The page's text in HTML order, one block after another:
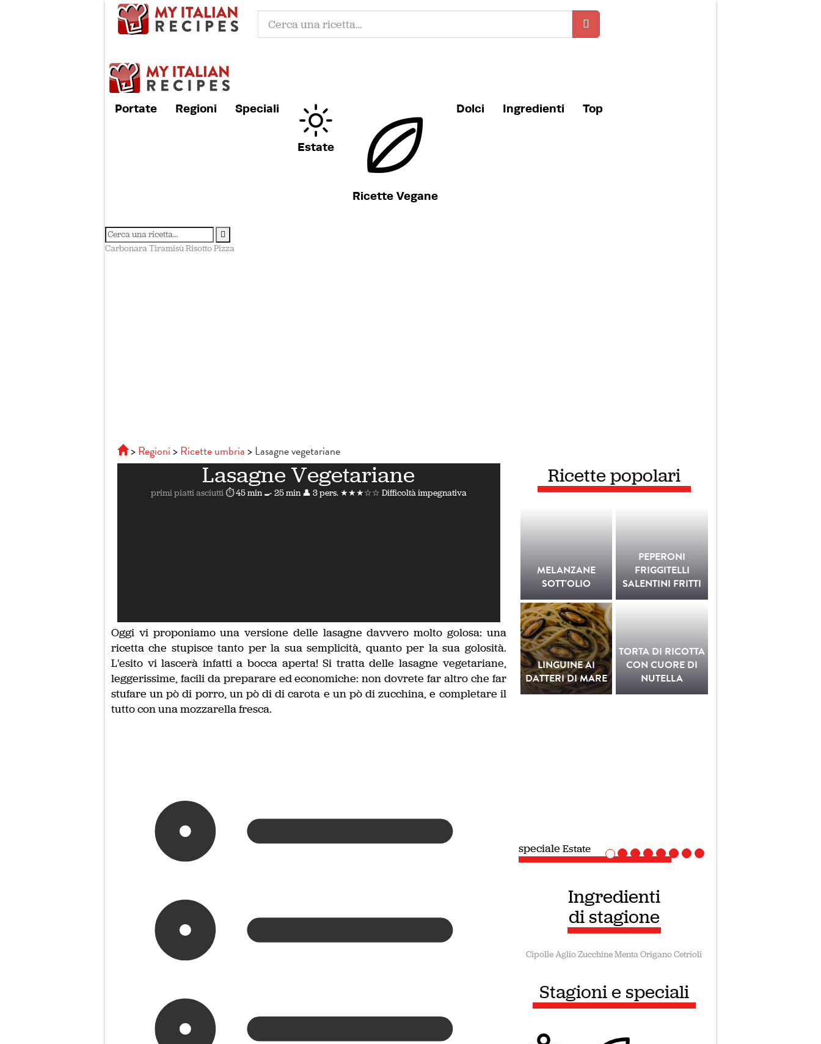
Portate Regioni Speciali
Estate
Ricette Vegane
Dolci Ingredienti Top
CarbonaraTiramisùRisottoPizza
Regioni Ricette umbria Lasagne vegetariane
Lasagne Vegetariane
primi piatti asciutti ⏱ 45 min🍳 25 min 👤 3 pers. ★★★☆☆ Difficoltà impegnativa
Oggi vi proponiamo una versione delle lasagne davvero molto golosa: una
ricetta che stupisce tanto per la sua semplicità, quanto per la sua golosità.
L'esito vi lascerà infatti a bocca aperta! Si tratta delle lasagne vegetariane,
leggerissime, facili da preparare ed economiche: non dovrete far altro che far
stufare un pò di porro, un pò di di carota e un pò di zucchina, e completare il
tutto con una mozzarella fresca.
Ricette popolari
MELANZANE
SOTT'OLIO
PEPERONI
FRIGGITELLI
SALENTINI FRITTI
LINGUINE AI
DATTERI DI MARE
TORTA DI RICOTTA
CON CUORE DI
NUTELLA
speciale specialeRicette Vegane
Ingredienti
di stagione
CipolleAglioZucchineMentaOriganoCetrioli
Stagioni e speciali